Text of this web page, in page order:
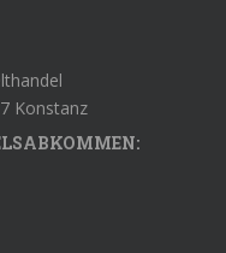
Konstanz